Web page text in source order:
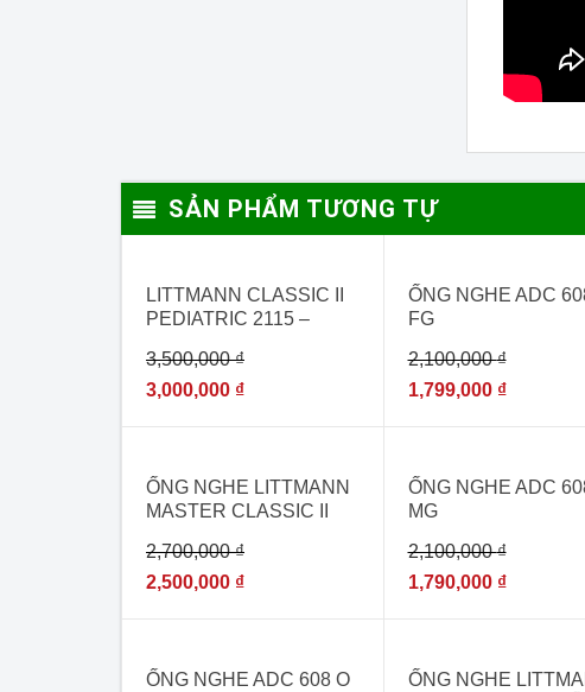
SẢN PHẨM TƯƠNG TỰ
LITTMANN CLASSIC II
PEDIATRIC 2115 –
CHO BÁC SĨ CHUYÊN
KHOA NHI]
3,500,000₫
3,000,000 ₫
ỐNG NGHE ADC
FG
2,100,000₫
1,799,000 ₫
HẾT HÀNG
ỐNG NGHE LITTMANN
MASTER CLASSIC II
[ỐNG NGHE Y TẾ
NHẬP KHẨU-USA]
2,700,000₫
2,500,000 ₫
ỐNG NGHE ADC
MG
2,100,000₫
1,790,000 ₫
ỐNG NGHE ADC 608 O
ỐNG NGHE